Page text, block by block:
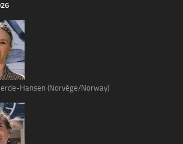
Hansen (Norvège/Norway)